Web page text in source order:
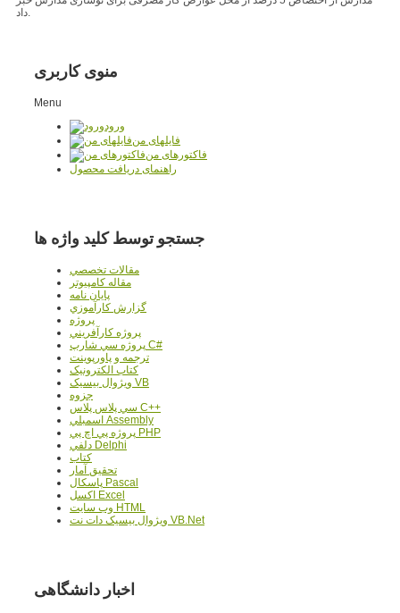
داد.
منوی کاربری
Menu
ورود
فایلهای من
فاکتورهای من
راهنمای دریافت محصول
جستجو توسط کلید واژه ها
مقالات تخصصي
مقاله کامپیوتر
پایان نامه
گزارش کارآموزي
پروژه
پروژه کارآفريني
پروژه سي شارپ C#
ترجمه و پاورپوينت
کتاب الکترونيک
ويژوال بيسيک VB
جزوه
سي پلاس پلاس C++
اسمبلي Assembly
پروژه پي اچ پي PHP
دلفي Delphi
کتاب
تحقيق آمار
پاسکال Pascal
اکسل Excel
وب سايت HTML
ويژوال بيسيک دات نت VB.Net
اخبار دانشگاهی